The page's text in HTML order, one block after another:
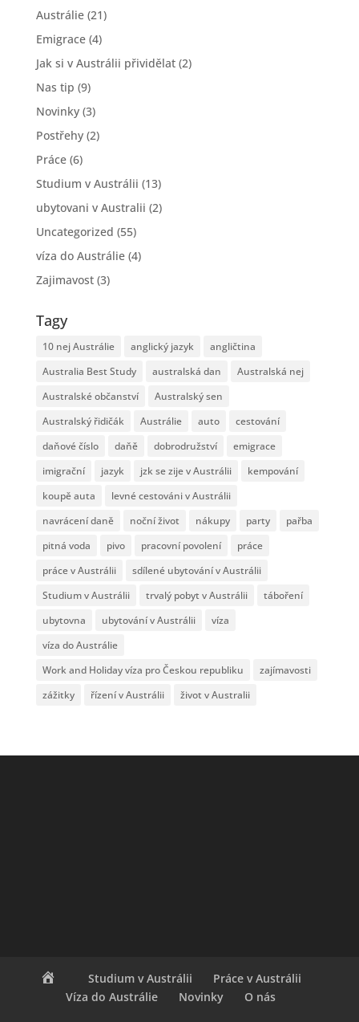
Austrálie(21)
Emigrace(4)
Jak si v Austrálii přividělat(2)
Nas tip (9)
Novinky(3)
Postřehy(2)
Práce(6)
Studium v Austrálii (13)
ubytovani v Australii (2)
Uncategorized (55)
víza do Austrálie(4)
Zajimavost(3)
Tagy
10 nej Austrálie anglický jazyk
angličtina
Australia Best Study
australská dan
Australská nej
Australské občanství
Australský sen
Australský řidičák
Austrálie auto
cestování
daňové číslo
daňě dobrodružství
emigrace
imigrační
jazyk jzk se zije v Austrálii
kempování
koupě auta
levné cestováni v Austrálii
navrácení daně
noční život nákupy party
pařba
pitná voda
pivo pracovní povolení
práce
práce v Austrálii
sdílené ubytování v Austrálii
Studium v Austrálii
trvalý pobyt v Austrálii
táboření
ubytovna
ubytování v Austrálii
víza
víza do Austrálie
Work and Holiday víza pro Českou republiku
zajímavosti
zážitky
řízení v Austrálii život v Australii
Studium v Austrálii
Práce v Austrálii
Víza do Austrálie
Novinky O nás